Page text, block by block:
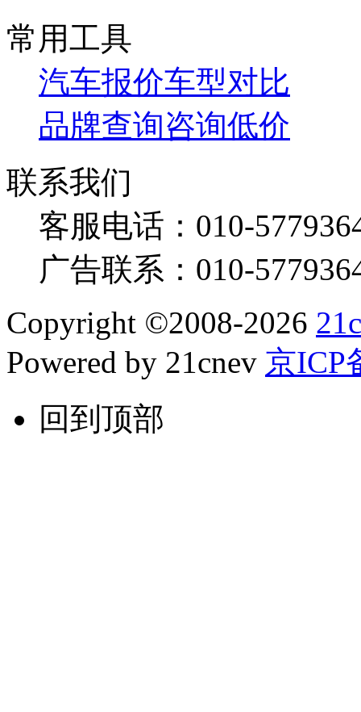
常用工具
汽车报价车型对比
品牌查询咨询低价
联系我们
客服电话： 010-
广告联系： 010-
Copyright ©2008-2026
Powered by 21cnev 京ICP
回到顶部